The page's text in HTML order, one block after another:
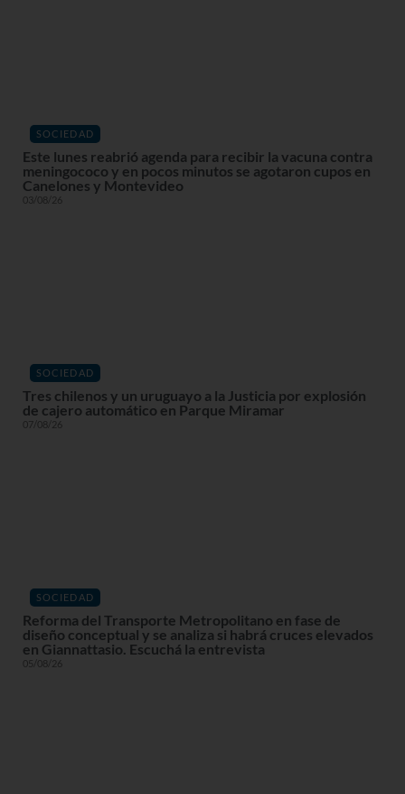
SOCIEDAD
Este lunes reabrió agenda para recibir la vacuna contra
meningococo y en pocos minutos se agotaron cupos en
Canelones y Montevideo
03/08/26
SOCIEDAD
Tres chilenos y un uruguayo a la Justicia por explosión
de cajero automático en Parque Miramar
07/08/26
SOCIEDAD
Reforma del Transporte Metropolitano en fase de
diseño conceptual y se analiza si habrá cruces elevados
en Giannattasio. Escuchá la entrevista
05/08/26